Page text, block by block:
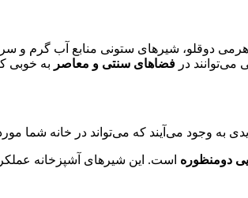
دوقلو، شیرهای ستونی منابع آب گرم و سرد
در فضاهای سنتی و معاصر به خوبی
به وجود می‌آیند که می‌تواند در خانه شما مورد
دومنظوره است. این شیرهای آشپزخانه